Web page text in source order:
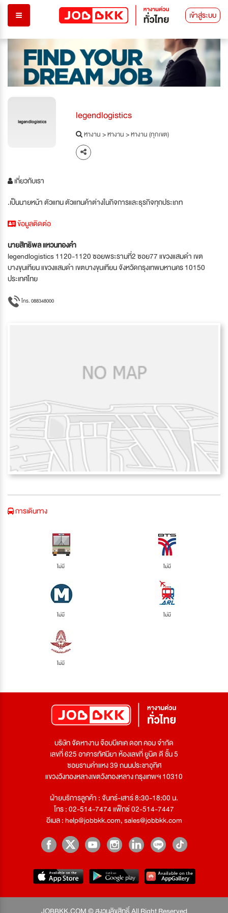
เข้าสู่ระบบ
legendlogistics legendlogistics
หางาน>หางาน>หางาน (ทุกเขต)
เกี่ยวกับเรา
.เป็นนายหน้า ตัวแทน ตัวแทนค้าต่างในกิจการและธุรกิจทุกประเภท
ข้อมูลติดต่อ
นายสิทธิพล แหวนทองคำ
legendlogistics 1120-1120 ซอยพระรามที่2 ซอย77 แขวงแสมดำ เขต
บางขุนเทียน แขวงแสมดำ เขตบางขุนเทียน จังหวัดกรุงเทพมหานคร 10150
ประเทศไทย
โทร. 088348000
การเดินทาง
ไม่มี ไม่มี
ไม่มี ไม่มี
ไม่มี
บริษัท จัดหางาน จ๊อบบีเคเค ดอท คอม จำกัด
เลขที่ 625 อาคารทัศนียา ห้องเลขที่ ยูนิต ดี ชั้น 5
ซอยรามคำแหง 39 ถนนประชาอุทิศ
แขวงวังทองหลางเขตวังทองหลาง กรุงเทพฯ 10310
ฝ่ายบริการลูกค้า : จันทร์-เสาร์ 8:30-18:00 น.
โทร : 02-514-7474 แฟ็กซ์ 02-514-7447
อีเมล :help@jobbkk.com,sales@jobbkk.com